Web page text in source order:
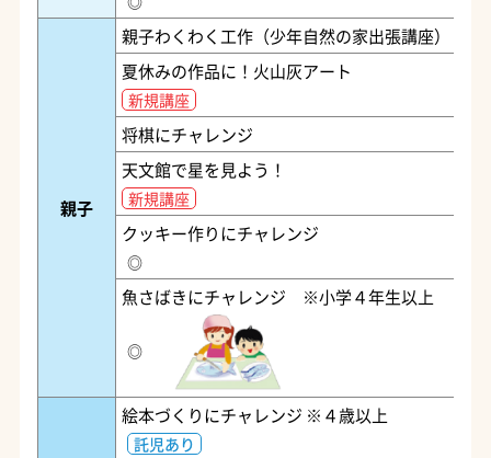
親子
親子わくわく工作（少年自然の家出張講座）
夏休みの作品に！火山灰アート
新規講座
将棋にチャレンジ
天文館で星を見よう！
新規講座
クッキー作りにチャレンジ
◎
魚さばきにチャレンジ ※小学４年生以上
◎
絵本づくりにチャレンジ ※４歳以上
託児あり